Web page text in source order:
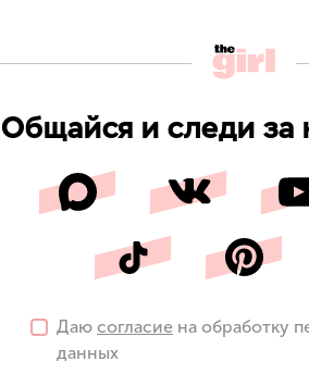
Общайся и следи за
Даю согласие на обработку
данных